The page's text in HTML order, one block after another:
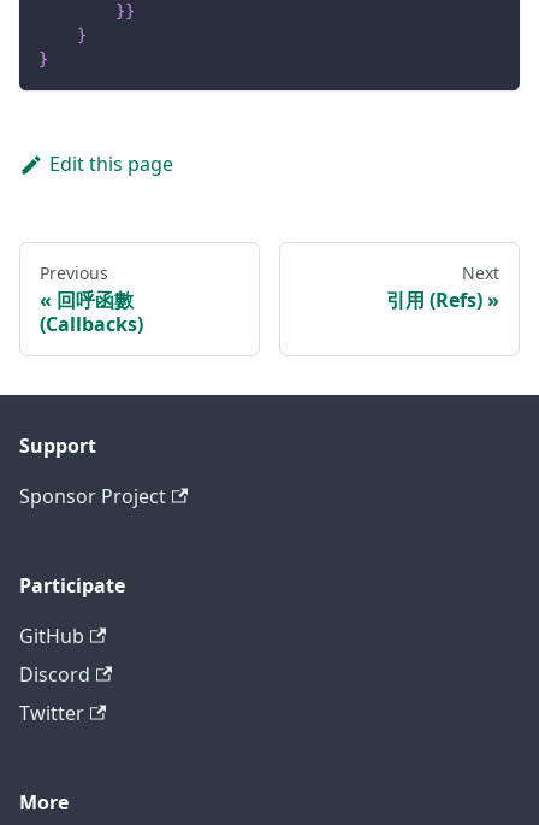
}}
}
}
Edit this page
Previous
回呼函數
(Callbacks)
Next
引用 (Refs)
Support
Sponsor Project
Participate
GitHub
Discord
Twitter
More